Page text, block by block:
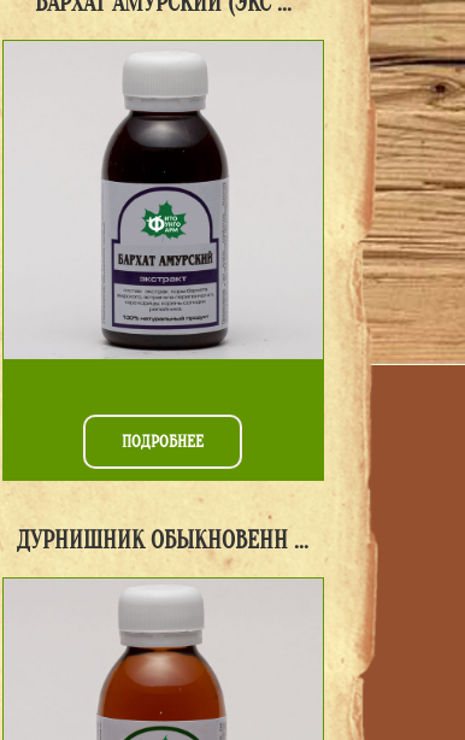
ПОДРОБНЕЕ
ДУРНИШНИК ОБЫКНОВЕНН ...